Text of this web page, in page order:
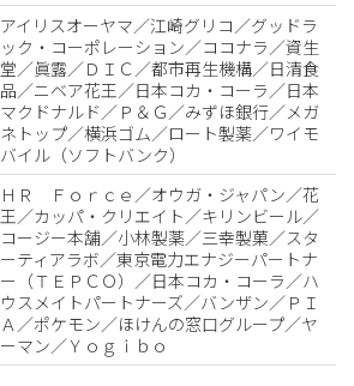
アイリスオーヤマ／江崎グリコ／グッドラ
ック・コーポレーション／ココナラ／資生
堂／眞露／ＤＩＣ／都市再生機構／日清食
品／ニベア花王／日本コカ・コーラ／日本
マクドナルド／Ｐ＆Ｇ／みずほ銀行／メガ
ネトップ／横浜ゴム／ロート製薬／ワイモ
バイル（ソフトバンク）
ＨＲ Ｆｏｒｃｅ／オウガ・ジャパン／花
王／カッパ・クリエイト／キリンビール／
コージー本舗／小林製薬／三幸製菓／スタ
ーティアラボ／東京電力エナジーパートナ
ー（ＴＥＰＣＯ）／日本コカ・コーラ／ハ
ウスメイトパートナーズ／バンザン／ＰＩ
Ａ／ポケモン／ほけんの窓口グループ／ヤ
ーマン／Ｙｏｇｉｂｏ